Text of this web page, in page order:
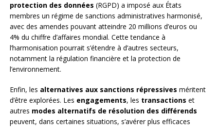
protection des données (RGPD) a imposé aux États
membres un régime de sanctions administratives harmonisé,
avec des amendes pouvant atteindre 20 millions d’euros ou
4% du chiffre d’affaires mondial. Cette tendance à
l’harmonisation pourrait s’étendre à d’autres secteurs,
notamment la régulation financière et la protection de
l’environnement.
Enfin, les alternatives aux sanctions répressives méritent
d’être explorées. Les engagements, les transactions et
autres modes alternatifs de résolution des différends
peuvent, dans certaines situations, s’avérer plus efficaces